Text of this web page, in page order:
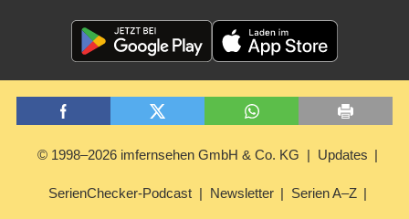
© 1998–2026 imfernsehen GmbH & Co. KG Updates
SerienChecker-Podcast Newsletter Serien A–Z